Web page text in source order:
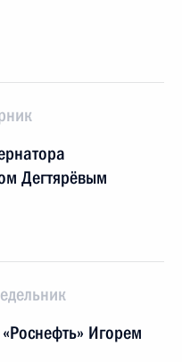
Дегтярёвым
Игорем